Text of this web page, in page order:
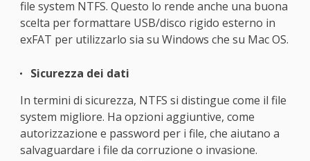
file system NTFS. Questo lo rende anche una buona
scelta per formattare USB/disco rigido esterno in
exFAT per utilizzarlo sia su Windows che su Mac OS.
Sicurezza dei dati
In termini di sicurezza, NTFS si distingue come il file
system migliore. Ha opzioni aggiuntive, come
autorizzazione e password per i file, che aiutano a
salvaguardare i file da corruzione o invasione.